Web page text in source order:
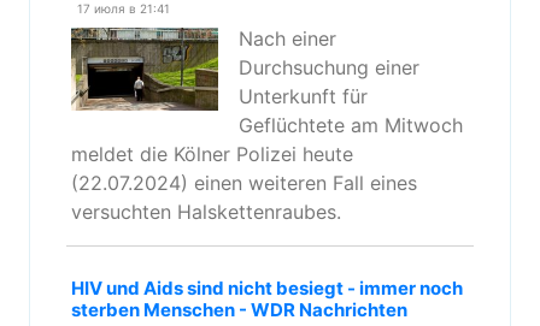
17 июля в 21:41
Nach einer
Durchsuchung einer
Unterkunft für
Geflüchtete am Mitwoch
meldet die Kölner Polizei heute
(22.07.2024) einen weiteren Fall eines
versuchten Halskettenraubes.
HIV und Aids sind nicht besiegt - immer noch
sterben Menschen - WDR Nachrichten